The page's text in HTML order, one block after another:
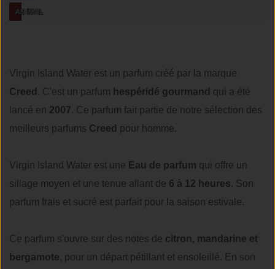
ANIMAL
Virgin Island Water est un parfum créé par la marque
Creed . C'est un parfum hespéridé gourmand qui a été
lancé en 2007. Ce parfum fait partie de notre sélection des
meilleurs parfums Creed pour homme.
Virgin Island Water est une Eau de parfum qui offre un
sillage moyen et une tenue allant de 6 à 12 heures. Son
parfum frais et sucré est parfait pour la saison estivale.
Ce parfum s'ouvre sur des notes de citron, mandarine et
bergamote, pour un départ pétillant et ensoleillé. En son